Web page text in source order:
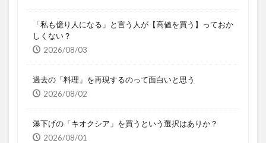
「私も億り人になる」と言う人が【高値を買う】っておか
しくない？
2026/08/03
過去の「料理」を再現するのって面白いと思う
2026/08/02
瀑下げの「キオクシア」を買うという選択はありか？
2026/08/01